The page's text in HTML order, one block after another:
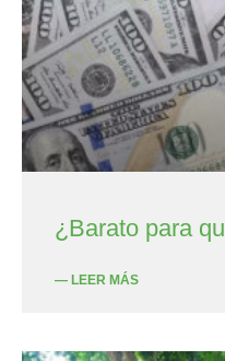
¿Barato para
— LEER MÁS